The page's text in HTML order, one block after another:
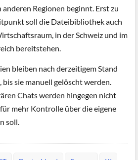
Regionen beginnt. Erst zu
soll die Dateibibliothek auch
in der Schweiz und im
bereitstehen.
bleiben nach derzeitigem Stand
sie manuell gelöscht werden.
Chats werden hingegen nicht
mehr Kontrolle über die eigene
soll.